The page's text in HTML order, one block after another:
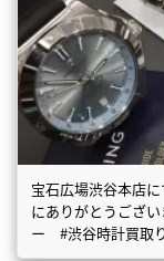
宝石広場渋谷本店
にありがとうござ
ー #渋谷時計買取